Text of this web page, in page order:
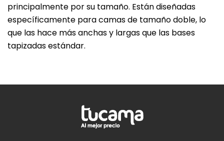
principalmente por su tamaño. Están diseñadas
específicamente para camas de tamaño doble, lo
que las hace más anchas y largas que las bases
tapizadas estándar.